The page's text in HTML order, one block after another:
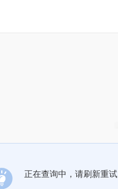
正在查询中，请刷新重试